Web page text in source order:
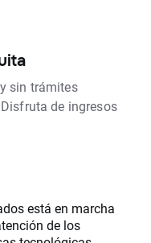
sin trámites
de ingresos
está en marcha
de los